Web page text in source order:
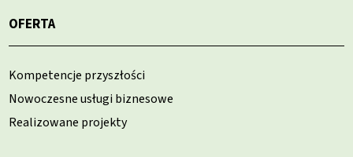
OFERTA
Kompetencje przyszłości
Nowoczesne usługi biznesowe
Realizowane projekty